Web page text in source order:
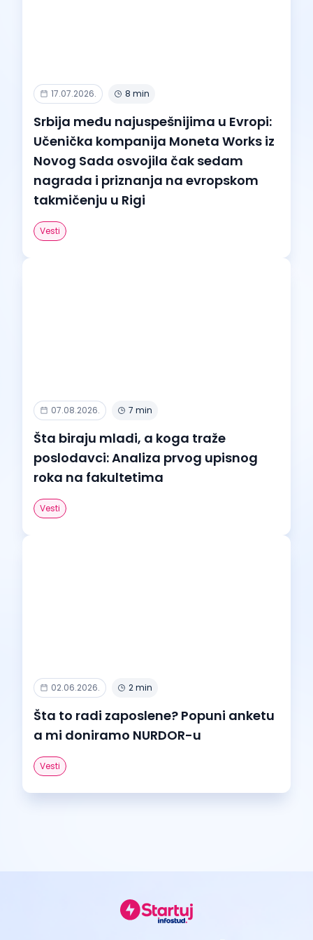
17.07.2026. 8 min
Srbija među najuspešnijima u Evropi:
Učenička kompanija Moneta Works iz
Novog Sada osvojila čak sedam
nagrada i priznanja na evropskom
takmičenju u Rigi
Vesti
07.08.2026. 7 min
Šta biraju mladi, a koga traže
poslodavci: Analiza prvog upisnog
roka na fakultetima
Vesti
02.06.2026. 2 min
Šta to radi zaposlene? Popuni anketu
a mi doniramo NURDOR-u
Vesti